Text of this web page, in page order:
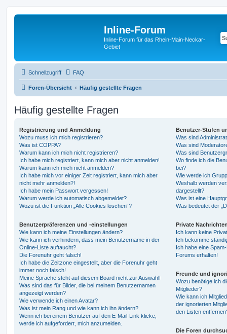
Inline-Forum
Inline-Forum für das Rhein-Main-Neckar-
Gebiet
Schnellzugriff FAQ
Foren-Übersicht Häufig gestellte Fragen
Häufig gestellte Fragen
Registrierung und Anmeldung
Wozu muss ich mich registrieren?
Was ist COPPA?
Warum kann ich mich nicht registrieren?
Ich habe mich registriert, kann mich aber nicht anmelden!
Warum kann ich mich nicht anmelden?
Ich habe mich vor einiger Zeit registriert, kann mich aber
nicht mehr anmelden?!
Ich habe mein Passwort vergessen!
Warum werde ich automatisch abgemeldet?
Wozu ist die Funktion „Alle Cookies löschen“?
Benutzerpräferenzen und -einstellungen
Wie kann ich meine Einstellungen ändern?
Wie kann ich verhindern, dass mein Benutzername in der
Online-Liste auftaucht?
Die Forenuhr geht falsch!
Ich habe die Zeitzone eingestellt, aber die Forenuhr geht
immer noch falsch!
Meine Sprache steht auf diesem Board nicht zur Auswahl!
Was sind das für Bilder, die bei meinem Benutzernamen
angezeigt werden?
Wie verwende ich einen Avatar?
Was ist mein Rang und wie kann ich ihn ändern?
Wenn ich bei einem Benutzer auf den E-Mail-Link klicke,
werde ich aufgefordert, mich anzumelden.
Benutzer-Stufen
Was sind
Was sind
Was sind
Wo finde ich die
bei?
Wie werde ich
Weshalb werden
dargestellt?
Was ist eine
Was bedeutet der
Private
Ich kann keine
Ich bekomme
Ich habe eine
Forums erhalten!
Freunde und
Wozu benötige ich
Mitglieder?
Wie kann ich
der ignorierten
den Listen
Die Foren